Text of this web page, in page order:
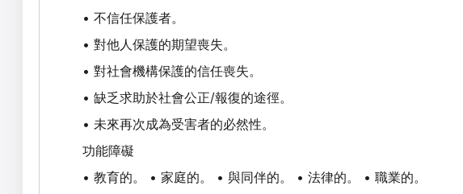
• 不信任保護者。
• 對他人保護的期望喪失。
• 對社會機構保護的信任喪失。
• 缺乏求助於社會公正/報復的途徑。
• 未來再次成為受害者的必然性。
功能障礙
• 教育的。 • 家庭的。 • 與同伴的。 • 法律的。 • 職業的。